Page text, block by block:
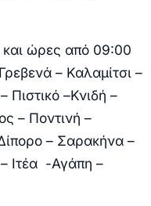
ώρες από 09:00
Γρεβενά – Καλαμίτσι –
–Κνιδή –
– Ποντινή –
– Σαρακήνα –
Ιτέα -Αγάπη –